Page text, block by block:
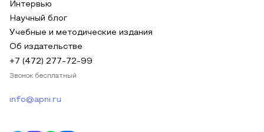
Интервью
Научный блог
Учебные и методические издания
Об издательстве
+7 (472) 277-72-99
Звонок бесплатный
info@apni.ru